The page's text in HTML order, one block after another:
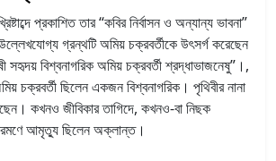
প্রকাশিত তার “কবির নির্বাসন ও অন্যান্য ভাবনা”
উল্লেখযোগ্য গ্রন্থটি অমিয় চক্রবর্তীকে উৎসর্গ করেছেন
সহৃদয় বিশ্বনাগরিক অমিয় চক্রবর্তী শ্রদ্ধাভাজনেষু”।,
চক্রবর্তী ছিলেন একজন বিশ্বনাগরিক। পৃথিবীর নানা
কখনও জীবিকার তাগিদে, কখনও-বা নিছক
আমৃত্যু ছিলেন অক্লান্ত।